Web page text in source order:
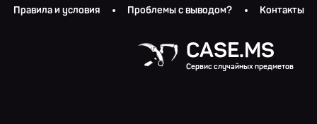
Правила и условия
Проблемы с выводом? Контакты
CASE.MS
Сервис случайных предметов